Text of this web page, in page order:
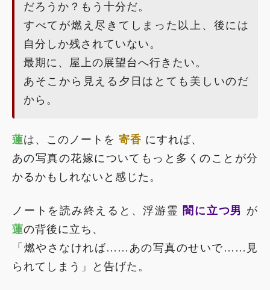
だろうか？もう十分だ。
すべてが燃え尽きてしまった以上、後には
自分しか残されていない。
最期に、屋上の展望台へ行きたい。
あそこから見える夕日はとても美しいのだ
から。
蓮は、このノートを 寄香 にすれば、
あの写真の花嫁についてもっと多くのことが分
かるかもしれないと感じた。
ノートを読み終えると、浮游霊 闇に立つ男 が
蓮の背後に立ち、
「燃やさなければ……あの写真のせいで……見
られてしまう」と告げた。